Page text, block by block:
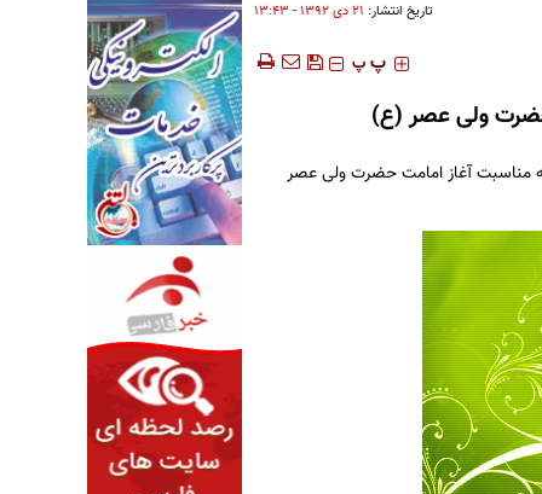
تاریخ انتشار: ۲۱ دی ۱۳۹۲ - ۱۳:۴۳
‍‍‍ پ پ
حضرت ولی عصر (ع)
مناسبت آغاز امامت حضرت ولی عصر